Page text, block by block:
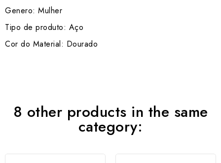
Genero: Mulher
Tipo de produto: Aço
Cor do Material: Dourado
8 other products in the same
category: